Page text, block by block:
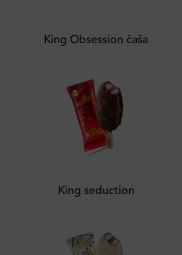
King Obsession čaša
King seduction